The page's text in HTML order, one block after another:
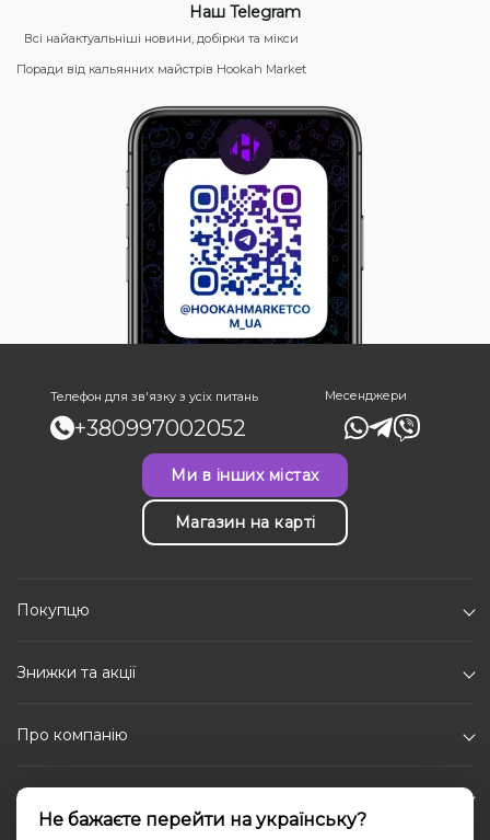
Наш Telegram
Всі найактуальніші новини, добірки та мікси
Поради від кальянних майстрів Hookah Market
Телефон для зв'язку з усіх питань
+380997002052
Месенджери
Ми в інших містах
Магазин на карті
Покупцю
Знижки та акції
Про компанію
Каталог
Не бажаєте перейти на українську?